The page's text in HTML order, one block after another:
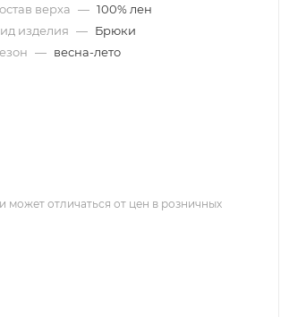
верха — 100% лен
изделия — Брюки
— весна-лето
может отличаться от цен в розничных